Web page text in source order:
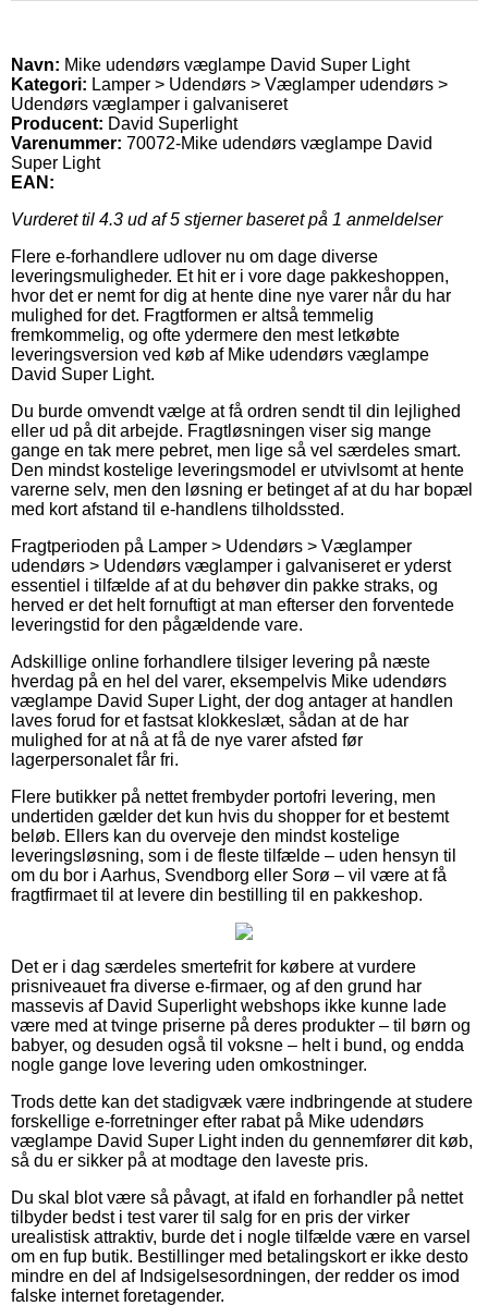
Navn: Mike udendørs væglampe David Super Light
Kategori: Lamper > Udendørs > Væglamper udendørs >
Udendørs væglamper i galvaniseret
Producent: David Superlight
Varenummer: 70072-Mike udendørs væglampe David
Super Light
EAN:
Vurderet til 4.3 ud af 5 stjerner baseret på 1 anmeldelser
Flere e-forhandlere udlover nu om dage diverse
leveringsmuligheder. Et hit er i vore dage pakkeshoppen,
hvor det er nemt for dig at hente dine nye varer når du har
mulighed for det. Fragtformen er altså temmelig
fremkommelig, og ofte ydermere den mest letkøbte
leveringsversion ved køb af Mike udendørs væglampe
David Super Light.
Du burde omvendt vælge at få ordren sendt til din lejlighed
eller ud på dit arbejde. Fragtløsningen viser sig mange
gange en tak mere pebret, men lige så vel særdeles smart.
Den mindst kostelige leveringsmodel er utvivlsomt at hente
varerne selv, men den løsning er betinget af at du har bopæl
med kort afstand til e-handlens tilholdssted.
Fragtperioden på Lamper > Udendørs > Væglamper
udendørs > Udendørs væglamper i galvaniseret er yderst
essentiel i tilfælde af at du behøver din pakke straks, og
herved er det helt fornuftigt at man efterser den forventede
leveringstid for den pågældende vare.
Adskillige online forhandlere tilsiger levering på næste
hverdag på en hel del varer, eksempelvis Mike udendørs
væglampe David Super Light, der dog antager at handlen
laves forud for et fastsat klokkeslæt, sådan at de har
mulighed for at nå at få de nye varer afsted før
lagerpersonalet får fri.
Flere butikker på nettet frembyder portofri levering, men
undertiden gælder det kun hvis du shopper for et bestemt
beløb. Ellers kan du overveje den mindst kostelige
leveringsløsning, som i de fleste tilfælde – uden hensyn til
om du bor i Aarhus, Svendborg eller Sorø – vil være at få
fragtfirmaet til at levere din bestilling til en pakkeshop.
Det er i dag særdeles smertefrit for købere at vurdere
prisniveauet fra diverse e-firmaer, og af den grund har
massevis af David Superlight webshops ikke kunne lade
være med at tvinge priserne på deres produkter – til børn og
babyer, og desuden også til voksne – helt i bund, og endda
nogle gange love levering uden omkostninger.
Trods dette kan det stadigvæk være indbringende at studere
forskellige e-forretninger efter rabat på Mike udendørs
væglampe David Super Light inden du gennemfører dit køb,
så du er sikker på at modtage den laveste pris.
Du skal blot være så påvagt, at ifald en forhandler på nettet
tilbyder bedst i test varer til salg for en pris der virker
urealistisk attraktiv, burde det i nogle tilfælde være en varsel
om en fup butik. Bestillinger med betalingskort er ikke desto
mindre en del af Indsigelsesordningen, der redder os imod
falske internet foretagender.